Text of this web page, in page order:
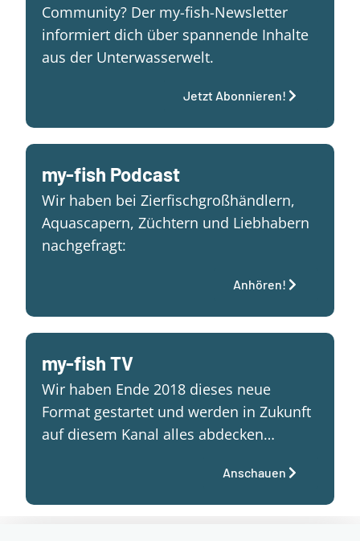
Community? Der my-fish-Newsletter
informiert dich über spannende Inhalte
aus der Unterwasserwelt.
Jetzt Abonnieren!
my-fish Podcast
Wir haben bei Zierfischgroßhändlern,
Aquascapern, Züchtern und Liebhabern
nachgefragt:
Anhören!
my-fish TV
Wir haben Ende 2018 dieses neue
Format gestartet und werden in Zukunft
auf diesem Kanal alles abdecken…
Anschauen